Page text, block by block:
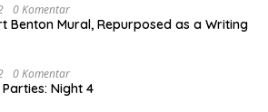
0 Komentar
Benton Mural, Repurposed as a Writing
0 Komentar
Night 4